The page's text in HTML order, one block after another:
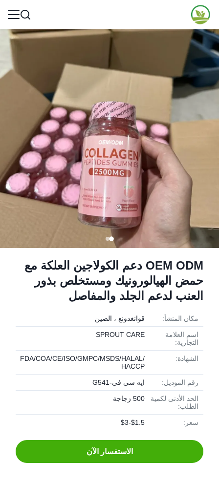
OEM ODM دعم الكولاجين العلكة مع
حمض الهيالورونيك ومستخلص بذور
العنب لدعم الجلد والمفاصل
مكان المنشأ: قوانغدونغ ، الصين
اسم العلامة
التجارية:
SPROUT CARE
الشهادة:
FDA/COA/CE/ISO/GMPC/MSDS/HALAL/
HACCP
رقم الموديل: ايه سي في-G541
الحد الأدنى لكمية
الطلب:
500 زجاجة
سعر: $1.5-$3
الاستفسار الآن